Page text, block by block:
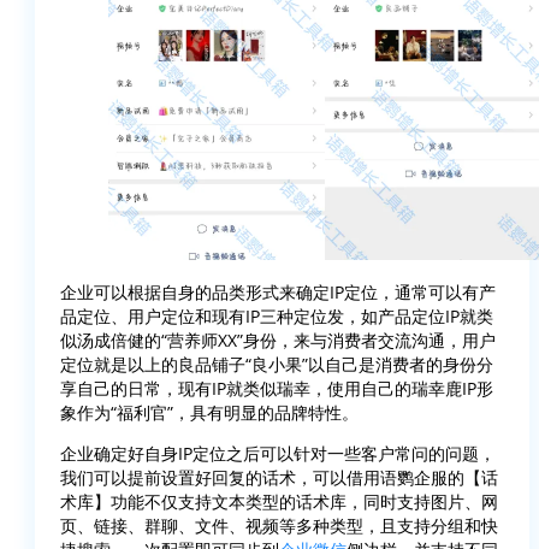
企业可以根据自身的品类形式来确定IP定位，通常可以有产
品定位、用户定位和现有IP三种定位发，如产品定位IP就类
似汤成倍健的“营养师XX”身份，来与消费者交流沟通，用户
定位就是以上的良品铺子“良小果”以自己是消费者的身份分
享自己的日常，现有IP就类似瑞幸，使用自己的瑞幸鹿IP形
象作为“福利官”，具有明显的品牌特性。
企业确定好自身IP定位之后可以针对一些客户常问的问题，
我们可以提前设置好回复的话术，可以借用语鹦企服的【话
术库】功能不仅支持文本类型的话术库，同时支持图片、网
页、链接、群聊、文件、视频等多种类型，且支持分组和快